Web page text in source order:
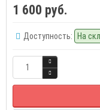
1 600 руб.
Доступность: На